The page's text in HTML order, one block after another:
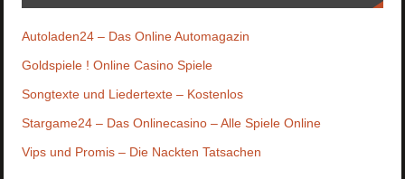
Autoladen24 – Das Online Automagazin
Goldspiele ! Online Casino Spiele
Songtexte und Liedertexte – Kostenlos
Stargame24 – Das Onlinecasino – Alle Spiele Online
Vips und Promis – Die Nackten Tatsachen